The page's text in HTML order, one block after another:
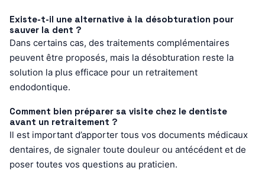
Existe-t-il une alternative à la désobturation pour
sauver la dent ?
Dans certains cas, des traitements complémentaires
peuvent être proposés, mais la désobturation reste la
solution la plus efficace pour un retraitement
endodontique.
Comment bien préparer sa visite chez le dentiste
avant un retraitement ?
Il est important d’apporter tous vos documents médicaux
dentaires, de signaler toute douleur ou antécédent et de
poser toutes vos questions au praticien.